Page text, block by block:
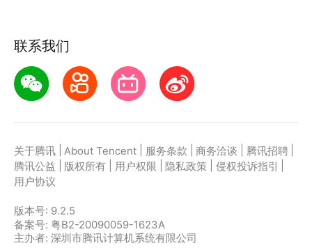
联系我们
关于腾讯 About Tencent 服务条款 商务洽谈 腾讯招聘
腾讯公益
版权所有 用户权限 隐私政策 侵权投诉指引
用户协议
版本号: 9.2.5
备案号: 粤B2-20090059-1623A
主办者: 深圳市腾讯计算机系统有限公司